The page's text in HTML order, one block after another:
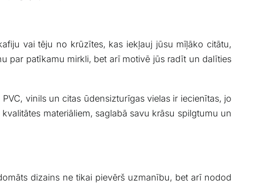
vai‌ tēju no ‌krūzītes, kas iekļauj jūsu mīļāko ⁤citātu,
par patīkamu mirkli, bet arī ⁢motivē jūs radīt un dalīties
vinils un citas ūdensizturīgas vielas ‌ir iecienītas, jo
materiāliem, saglabā savu⁤ krāsu ‍spilgtumu un
dizains ne tikai pievērš uzmanību, bet ⁢arī nodod